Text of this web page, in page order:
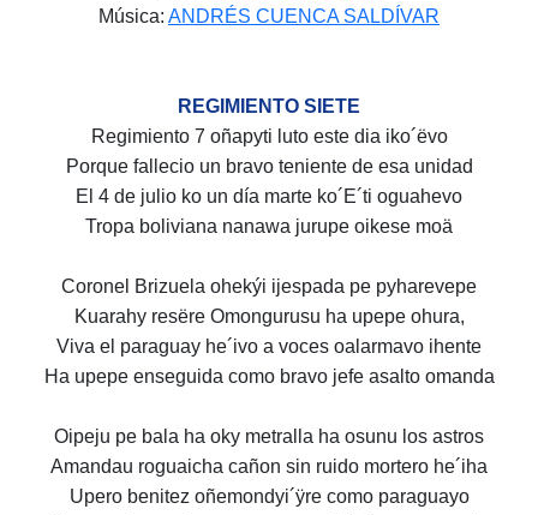
Música: ANDRÉS CUENCA SALDÍVAR
REGIMIENTO SIETE
Regimiento 7 oñapyti luto este dia iko´ëvo
Porque fallecio un bravo teniente de esa unidad
El 4 de julio ko un día marte ko´E´ti oguahevo
Tropa boliviana nanawa jurupe oikese moä
Coronel Brizuela ohekýi ijespada pe pyharevepe
Kuarahy resëre Omongurusu ha upepe ohura,
Viva el paraguay he´ivo a voces oalarmavo ihente
Ha upepe enseguida como bravo jefe asalto omanda
Oipeju pe bala ha oky metralla ha osunu los astros
Amandau roguaicha cañon sin ruido mortero he´iha
Upero benitez oñemondyi´ÿre como paraguayo